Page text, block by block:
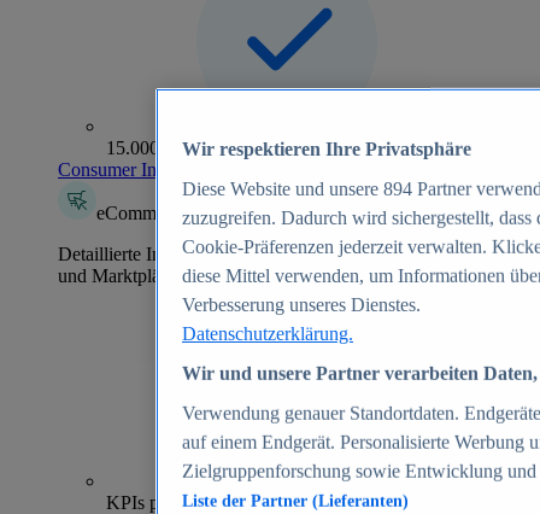
15.000+ Marken
Consumer Insights entdecken
eCommerce Insights
Detaillierte Informationen zu mehr als 39.000 Online-Shops
und Marktplätzen
70+
KPIs pro Shop
Wir respektieren Ihre Privatsphäre
Diese Website und unsere 894 Partner
zuzugreifen. Dadurch wird sichergestellt,
Cookie-Präferenzen jederzeit verwalten.
diese Mittel verwenden, um Informationen
Verbesserung unseres Dienstes.
Datenschutzerklärung.
Wir und unsere Partner verarbeiten
Verwendung genauer Standortdaten.
auf einem Endgerät. Personalisierte Werbung
Zielgruppenforschung sowie Entwicklung
Liste der Partner (Lieferanten)